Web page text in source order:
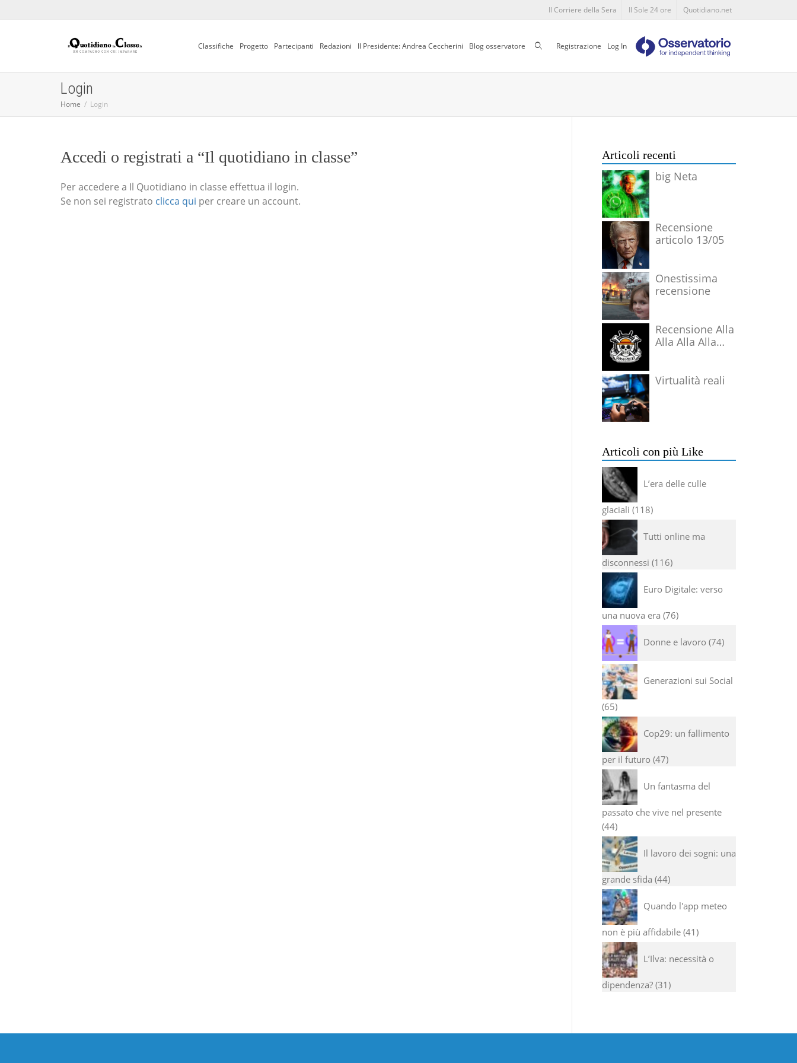
Il Corriere della Sera Il Sole 24 ore Quotidiano.net
Classifiche Progetto Partecipanti Redazioni Il Presidente: Andrea Ceccherini Blog osservatore CercaRegistrazione Log In
Login
Home Login
Accedi o registrati a “Il quotidiano in classe”
Per accedere a Il Quotidiano in classe effettua il login.
Se non sei registrato clicca qui per creare un account.
Articoli recenti
big Neta
Recensione
articolo 13/05
Onestissima
recensione
Recensione Alla
Alla Alla Alla
Virtualità reali
Articoli con più Like
L’era delle culle
glaciali 118
Tutti online ma
disconnessi 116
Euro Digitale: verso
una nuova era 76
Donne e lavoro 74
Generazioni sui Social
65
Cop29: un fallimento
per il futuro 47
Un fantasma del
passato che vive nel presente
44
Il lavoro dei sogni: una
grande sfida 44
Quando l'app meteo
non è più affidabile 41
L’Ilva: necessità o
dipendenza? 31